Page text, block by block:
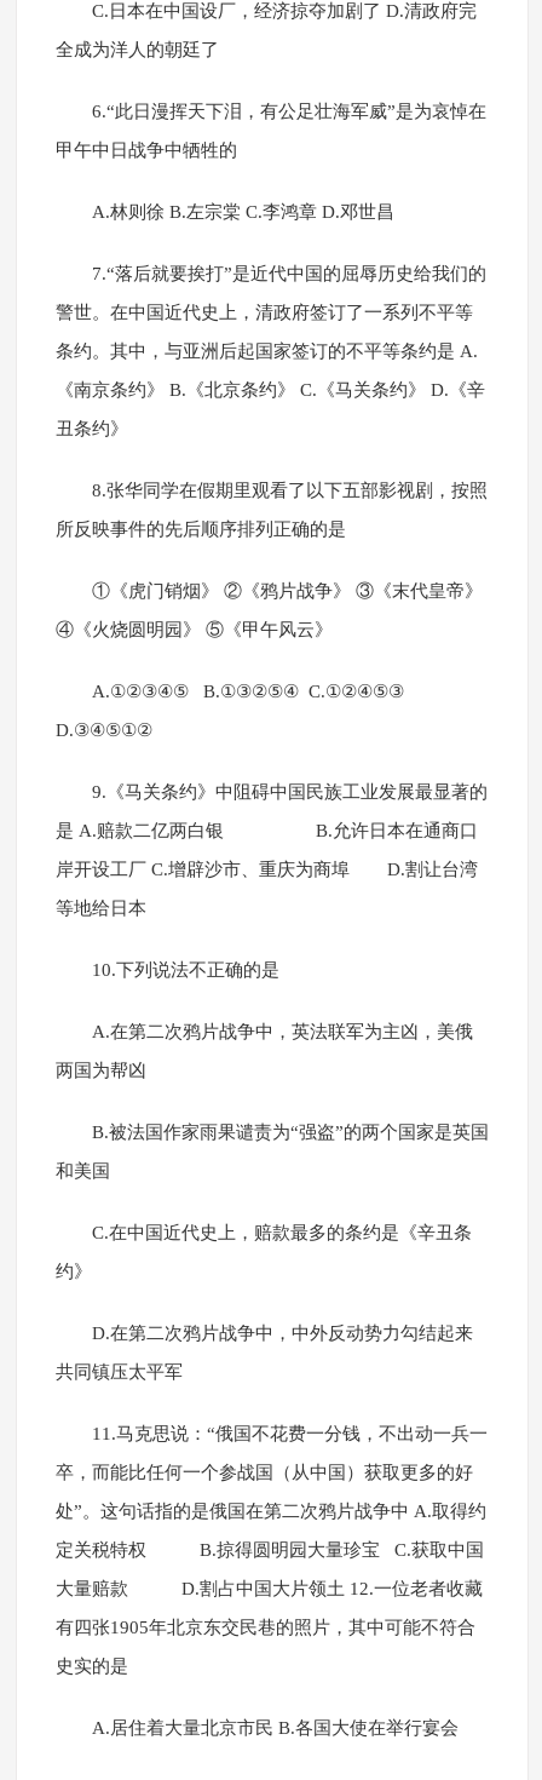
C.日本在中国设厂，经济掠夺加剧了 D.清政府完
全成为洋人的朝廷了
6.“此日漫挥天下泪，有公足壮海军威”是为哀悼在
甲午中日战争中牺牲的
A.林则徐 B.左宗棠 C.李鸿章 D.邓世昌
7.“落后就要挨打”是近代中国的屈辱历史给我们的
警世。在中国近代史上，清政府签订了一系列不平等
条约。其中，与亚洲后起国家签订的不平等条约是 A.
《南京条约》 B.《北京条约》 C.《马关条约》 D.《辛
丑条约》
8.张华同学在假期里观看了以下五部影视剧，按照
所反映事件的先后顺序排列正确的是
①《虎门销烟》 ②《鸦片战争》 ③《末代皇帝》
④《火烧圆明园》 ⑤《甲午风云》
A.①②③④⑤ B.①③②⑤④ C.①②④⑤③
D.③④⑤①②
9.《马关条约》中阻碍中国民族工业发展最显著的
是 A.赔款二亿两白银 B.允许日本在通商口
岸开设工厂 C.增辟沙市、重庆为商埠 D.割让台湾
等地给日本
10.下列说法不正确的是
A.在第二次鸦片战争中，英法联军为主凶，美俄
两国为帮凶
B.被法国作家雨果谴责为“强盗”的两个国家是英国
和美国
C.在中国近代史上，赔款最多的条约是《辛丑条
约》
D.在第二次鸦片战争中，中外反动势力勾结起来
共同镇压太平军
11.马克思说：“俄国不花费一分钱，不出动一兵一
卒，而能比任何一个参战国（从中国）获取更多的好
处”。这句话指的是俄国在第二次鸦片战争中 A.取得约
定关税特权 B.掠得圆明园大量珍宝 C.获取中国
大量赔款 D.割占中国大片领土 12.一位老者收藏
有四张1905年北京东交民巷的照片，其中可能不符合
史实的是
A.居住着大量北京市民 B.各国大使在举行宴会